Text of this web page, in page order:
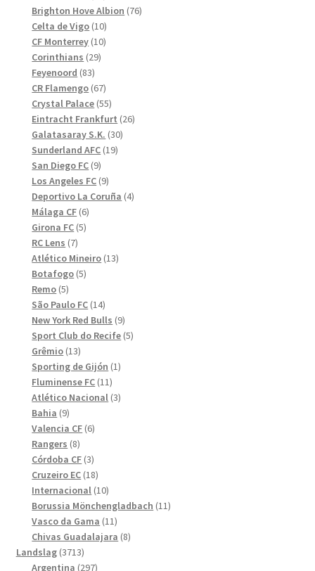
produkter
Brighton Hove Albion 7676
Celta de Vigo 1010
produkter
CF Monterrey 1010
Corinthians 2929
Feyenoord 8383
produkter
CR Flamengo 6767
produkter
Crystal Palace 5555
produkter
Eintracht Frankfurt 2626
Galatasaray S.K. 3030
Sunderland AFC 1919
San Diego FC 99
produkter
Los Angeles FC 99
produkter
Deportivo La Coruña 44
Málaga CF 66
Girona FC 55
RC Lens 77
produkter
Atlético Mineiro 1313
Botafogo 55
Remo 55
produkter
São Paulo FC 1414
produkter
New York Red Bulls 99
produkter
Sport Club do Recife 55
Grêmio 1313
produkter
Sporting de Gijón 11
Fluminense FC 1111
produkter
Atlético Nacional 33
Bahia 99
produkter
Valencia CF 66
Rangers 88
produkter
Córdoba CF 33
produkter
Cruzeiro EC 1818
produkter
Internacional 1010
produkter
Borussia Mönchengladbach 1111
Vasco da Gama 1111
produkter
Chivas Guadalajara 88
Landslag 37133713
produkter
Argentina 297297